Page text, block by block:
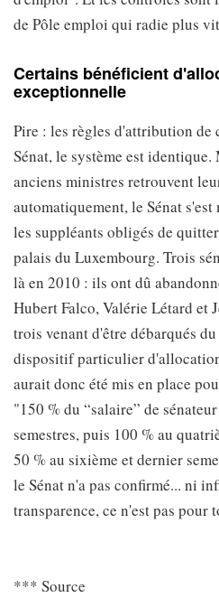
de Pôle emploi qui radie plus
Certains bénéficient
exceptionnelle
Pire : les règles d'attribution de
Sénat, le système est
anciens ministres retrouvent
automatiquement, le Sénat
les suppléants obligés de
palais du Luxembourg. Trois
là en 2010 : ils ont dû
Hubert Falco, Valérie Létard et
trois venant d'être débarqués
dispositif particulier
aurait donc été mis en place
"150 % du “salaire” de
semestres, puis 100 % au
50 % au sixième et dernier
le Sénat n'a pas confirmé... ni
transparence, ce n'est pas pour
*** Source